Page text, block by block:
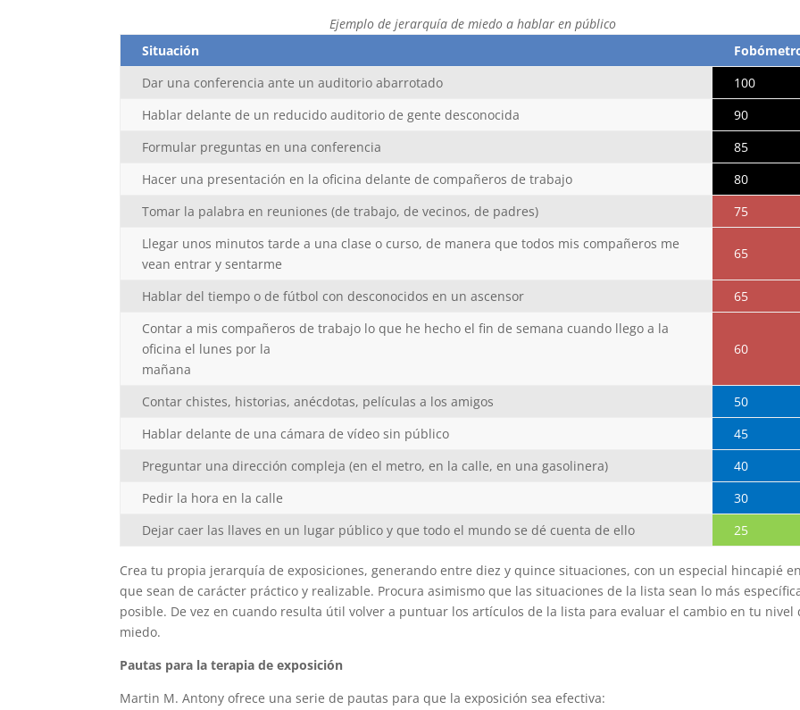
Ejemplo de jerarquía de miedo a hablar en público
Situación
Dar una conferencia ante un auditorio abarrotado
100
Hablar delante de un reducido auditorio de gente desconocida
90
Formular preguntas en una conferencia
85
Hacer una presentación en la oficina delante de compañeros de trabajo
80
Tomar la palabra en reuniones (de trabajo, de vecinos, de padres)
75
Llegar unos minutos tarde a una clase o curso, de manera que todos mis compañeros me
vean entrar y sentarme
65
Hablar del tiempo o de fútbol con desconocidos en un ascensor
65
Contar a mis compañeros de trabajo lo que he hecho el fin de semana cuando llego a la
oficina el lunes por la
mañana
60
Contar chistes, historias, anécdotas, películas a los amigos
50
Hablar delante de una cámara de vídeo sin público
45
Preguntar una dirección compleja (en el metro, en la calle, en una gasolinera)
40
Pedir la hora en la calle
30
Dejar caer las llaves en un lugar público y que todo el mundo se dé cuenta de ello
25
Crea tu propia jerarquía de exposiciones, generando entre diez y quince situaciones, con un especial hincapié
que sean de carácter práctico y realizable. Procura asimismo que las situaciones de la lista sean lo más
posible. De vez en cuando resulta útil volver a puntuar los artículos de la lista para evaluar el cambio en tu nivel
miedo.
Pautas para la terapia de exposición
Martin M. Antony ofrece una serie de pautas para que la exposición sea efectiva: